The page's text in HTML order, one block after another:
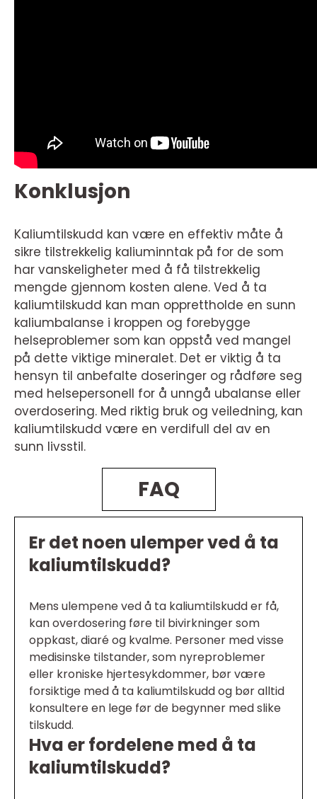
Konklusjon
Kaliumtilskudd kan være en effektiv måte å
sikre tilstrekkelig kaliuminntak på for de som
har vanskeligheter med å få tilstrekkelig
mengde gjennom kosten alene. Ved å ta
kaliumtilskudd kan man opprettholde en sunn
kaliumbalanse i kroppen og forebygge
helseproblemer som kan oppstå ved mangel
på dette viktige mineralet. Det er viktig å ta
hensyn til anbefalte doseringer og rådføre seg
med helsepersonell for å unngå ubalanse eller
overdosering. Med riktig bruk og veiledning, kan
kaliumtilskudd være en verdifull del av en
sunn livsstil.
FAQ
Er det noen ulemper ved å ta
kaliumtilskudd?
Mens ulempene ved å ta kaliumtilskudd er få,
kan overdosering føre til bivirkninger som
oppkast, diaré og kvalme. Personer med visse
medisinske tilstander, som nyreproblemer
eller kroniske hjertesykdommer, bør være
forsiktige med å ta kaliumtilskudd og bør alltid
konsultere en lege før de begynner med slike
tilskudd.
Hva er fordelene med å ta
kaliumtilskudd?